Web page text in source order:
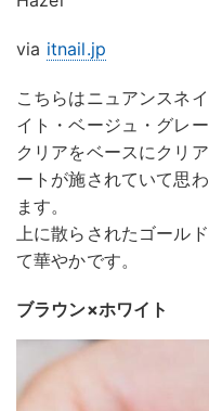
via itnail.jp
こちらはニュアンスネ
イト・ベージュ・グレ
クリアをベースにクリ
ートが施されていて思
ます。
上に散らされたゴール
て華やかです。
ブラウン×ホワイト